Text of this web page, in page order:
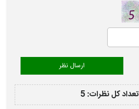
تعداد کل نظرات: 5